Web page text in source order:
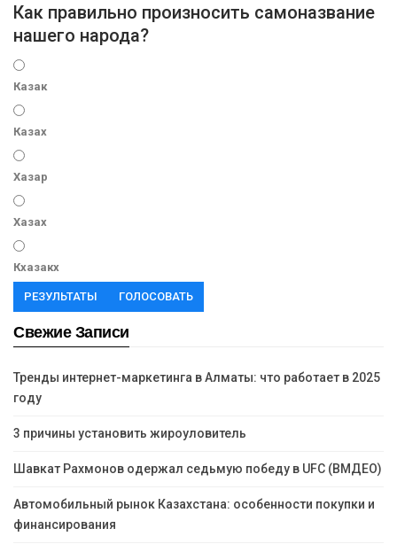
Как правильно произносить самоназвание
нашего народа?
Казак
Казах
Хазар
Хазах
Кхазакх
РЕЗУЛЬТАТЫ ГОЛОСОВАТЬ
Свежие Записи
Тренды интернет-маркетинга в Алматы: что работает в 2025
году
3 причины установить жироуловитель
Шавкат Рахмонов одержал седьмую победу в UFC (ВМДЕО)
Автомобильный рынок Казахстана: особенности покупки и
финансирования